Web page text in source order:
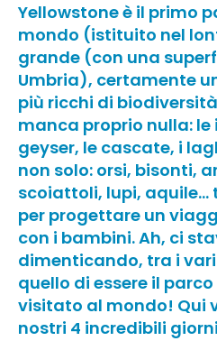
Yellowstone è il primo
mondo (istituito nel
grande (con una
Umbria), certamente
più ricchi di
manca proprio nulla: le
geyser, le cascate, i
non solo: orsi, bisonti,
scoiattoli, lupi,
per progettare un
con i bambini. Ah, ci
dimenticando, tra i
quello di essere il
visitato al mondo! Qui
nostri 4 incredibili